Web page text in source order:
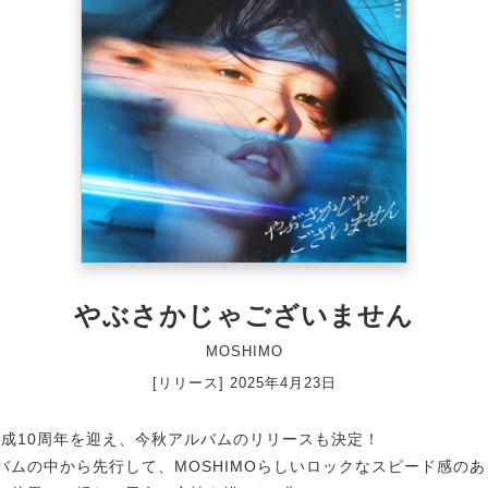
やぶさかじゃございません
MOSHIMO
[リリース] 2025年4月23日
10周年を迎え、今秋アルバムのリリースも決定！
ムの中から先行して、MOSHIMOらしいロックなスピード感のあ